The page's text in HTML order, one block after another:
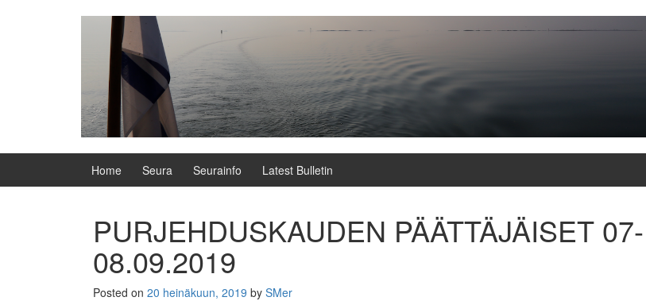
Home Seura Seurainfo Latest Bulletin
PURJEHDUSKAUDEN PÄÄTTÄJÄISET 07-
08.09.2019
Posted on 20 heinäkuun, 2019 by SMer